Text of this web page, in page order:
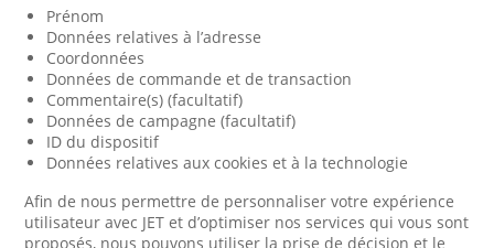
Prénom
Données relatives à l’adresse
Coordonnées
Données de commande et de transaction
Commentaire(s) (facultatif)
Données de campagne (facultatif)
ID du dispositif
Données relatives aux cookies et à la technologie
Afin de nous permettre de personnaliser votre expérience
utilisateur avec JET et d’optimiser nos services qui vous sont
proposés, nous pouvons utiliser la prise de décision et le